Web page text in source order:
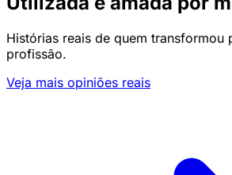
Histórias reais de quem transformou
profissão.
Veja mais opiniões reais